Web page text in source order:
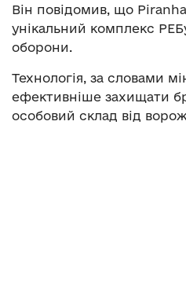
Він повідомив, що
унікальний комплекс
оборони.
Технологія, за словами
ефективніше захищати
особовий склад від